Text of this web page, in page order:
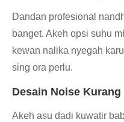
Dandan profesional
banget. Akeh opsi suhu
kewan nalika nyegah
sing ora perlu.
Desain Noise Kurang
Akeh asu dadi kuwatir